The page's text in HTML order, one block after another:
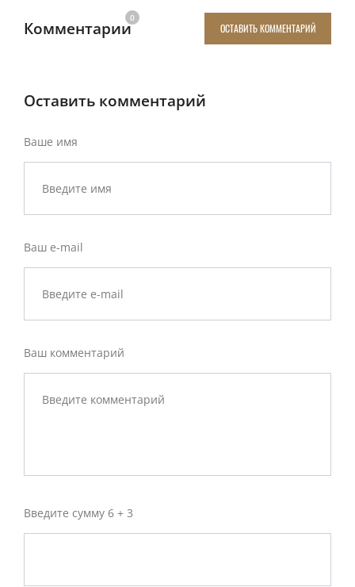
Комментарии
0
ОСТАВИТЬ КОММЕНТАРИЙ
Оставить комментарий
Ваше имя
Ваш e-mail
Ваш комментарий
Введите сумму 6 + 3